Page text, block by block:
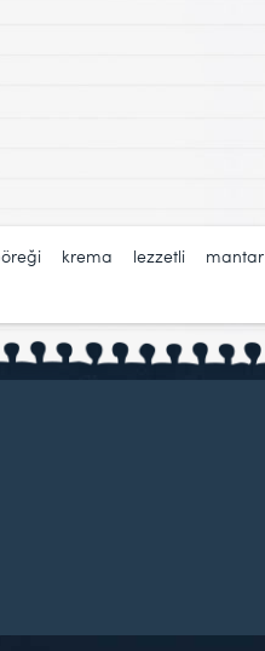
krema lezzetli mantar